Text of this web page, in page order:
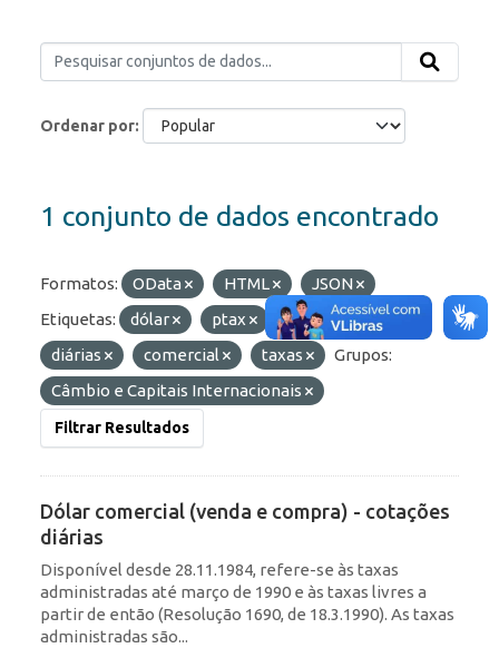
Ordenar por
1 conjunto de dados encontrado
Formatos: OData HTML
JSON
Etiquetas:
dólar ptax
câmbio
diárias
comercial taxas
Grupos:
Câmbio e Capitais Internacionais
Filtrar Resultados
Dólar comercial (venda e compra) - cotações
diárias
Disponível desde 28.11.1984, refere-se às taxas
administradas até março de 1990 e às taxas livres a
partir de então (Resolução 1690, de 18.3.1990). As taxas
administradas são...